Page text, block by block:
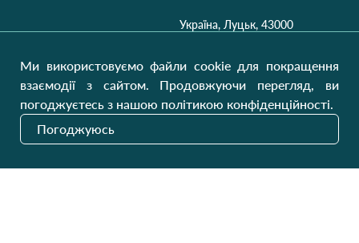
Україна, Луцьк, 43000
Наші оновлення
Ми використовуємо файли cookie для покращення
взаємодії з сайтом. Продовжуючи перегляд, ви
погоджуєтесь з нашою політикою конфіденційності.
Погоджуюсь